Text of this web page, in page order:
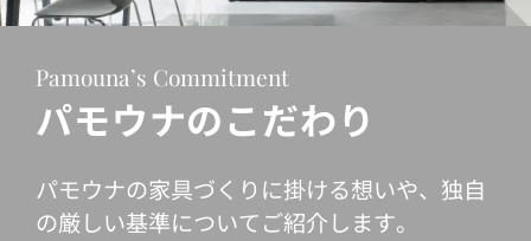
Pamouna’s Commitment
パモウナのこだわり
パモウナの家具づくりに掛ける想いや、独自
の厳しい基準についてご紹介します。